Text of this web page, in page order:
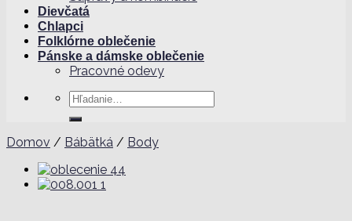
Dievčatá
Chlapci
Folklórne oblečenie
Pánske a dámske oblečenie
Pracovné odevy
Hľadať:
Domov / Bábätká / Body